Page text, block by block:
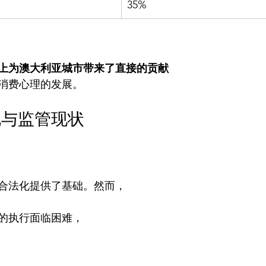
35%
为澳大利亚城市带来了直接的贡献
监管现状
法化提供了基础。然而，
执行面临困难，